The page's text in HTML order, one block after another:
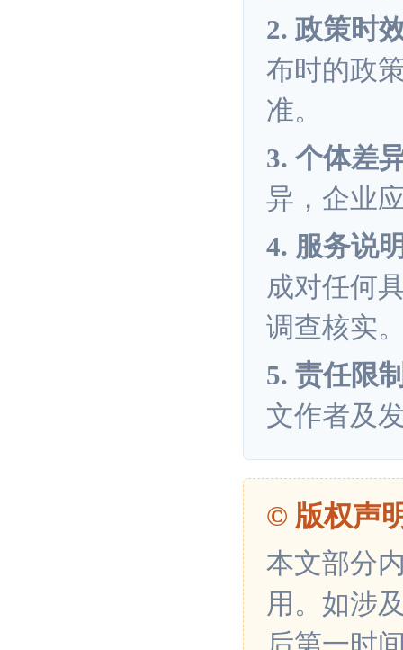
2. 政策时
布时的政
准。
3. 个体差
异，企业
4. 服务说
成对任何
调查核实
5. 责任限
文作者及
© 版权声
本文部分
用。如涉